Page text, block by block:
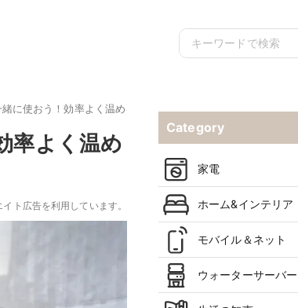
に使おう！効率よく温める置き方も解説
率よく温め
ト広告を利用しています。
Category
家電
ホーム&インテリア
モバイル＆ネット
ウォーターサーバー